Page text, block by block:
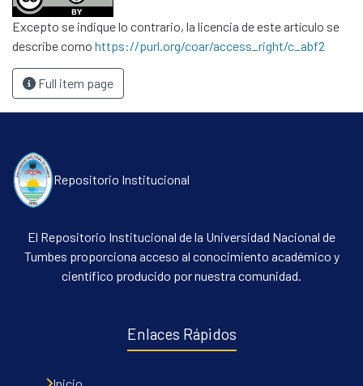
All of DSpace
Statistics
Políticas
Excepto se indique lo contrario, la licencia de este artículo se
describe como https://purl.org/coar/access_right/c_abf2
Full item page
Repositorio Institucional
El Repositorio Institucional de la Universidad Nacional de
Tumbes proporciona acceso al conocimiento académico y
científico producido por nuestra comunidad.
Enlaces Rápidos